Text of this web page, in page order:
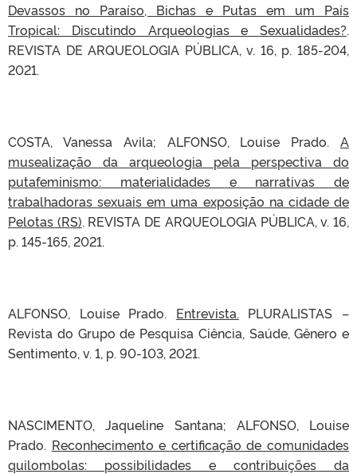
Devassos no Paraíso, Bichas e Putas em um País
Tropical: Discutindo Arqueologias e Sexualidades?.
REVISTA DE ARQUEOLOGIA PÚBLICA, v. 16, p. 185-204,
2021.
COSTA, Vanessa Avila; ALFONSO, Louise Prado. A
musealização da arqueologia pela perspectiva do
putafeminismo: materialidades e narrativas de
trabalhadoras sexuais em uma exposição na cidade de
Pelotas (RS). REVISTA DE ARQUEOLOGIA PÚBLICA, v. 16,
p. 145-165, 2021.
ALFONSO, Louise Prado. Entrevista. PLURALISTAS –
Revista do Grupo de Pesquisa Ciência, Saúde, Gênero e
Sentimento, v. 1, p. 90-103, 2021.
NASCIMENTO, Jaqueline Santana; ALFONSO, Louise
Prado. Reconhecimento e certificação de comunidades
quilombolas: possibilidades e contribuições da